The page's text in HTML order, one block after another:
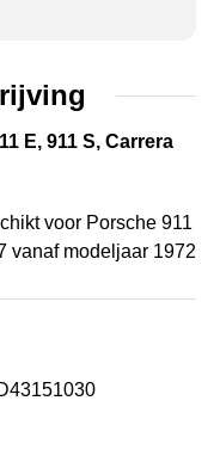
E, 911 S, Carrera
voor Porsche 911
vanaf modeljaar 1972